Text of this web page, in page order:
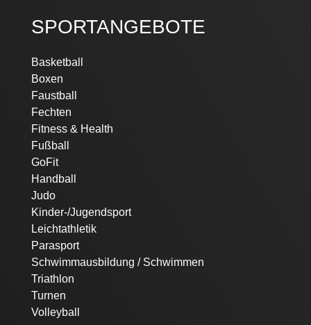
SPORTANGEBOTE
Basketball
Boxen
Faustball
Fechten
Fitness & Health
Fußball
GoFit
Handball
Judo
Kinder-/Jugendsport
Leichtathletik
Parasport
Schwimmausbildung / Schwimmen
Triathlon
Turnen
Volleyball